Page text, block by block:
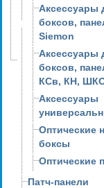
Аксессуары
боксов,
Siemon
Аксессуары
боксов,
КСв, КН,
Аксессуары
Оптические
боксы
Оптические
Патч-панели